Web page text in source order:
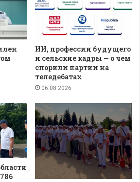
ИИ, профессии будущего
и сельские кадры — о чем
спорили партии на
теледебатах
06.08.2026